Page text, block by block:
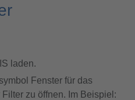
laden.
Fenster für das
zu öffnen. Im Beispiel: